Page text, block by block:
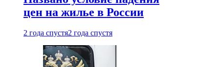
цен на жилье в России
2 года спустя2 года спустя